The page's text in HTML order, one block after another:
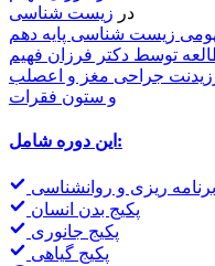
در زیست شناسی
زیست شناسی پایه دهم
توسط دکتر فرزان فهیم
جراحی مغز و اعصلب
و ستون فقرات
این دوره شامل:
ریزی و روانشناسی
پکیج بدن انسان
پکیج جانوری
پکیج گیاهی